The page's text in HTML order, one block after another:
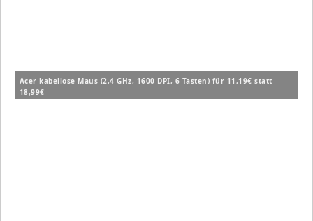
Acer kabellose Maus (2,4 GHz, 1600 DPI, 6 Tasten) für 11,19€ statt
18,99€